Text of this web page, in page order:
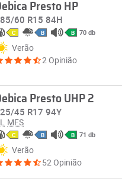
Presto HP
60 R15 84H
C B B 70 db
Verão
2 Opinião
Presto UHP 2
45 R17 94Y
MFS
C B B 71 db
Verão
52 Opinião